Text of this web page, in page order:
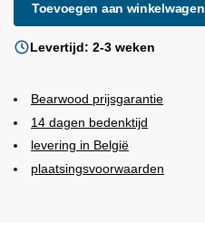
Toevoegen aan winkelwagen
Levertijd: 2-3 weken
Bearwood prijsgarantie
14 dagen bedenktijd
levering in België
plaatsingsvoorwaarden